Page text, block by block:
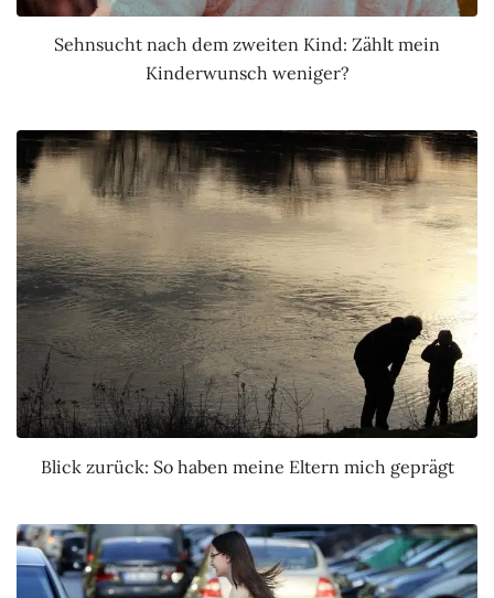
Sehnsucht nach dem zweiten Kind: Zählt mein
Kinderwunsch weniger?
Blick zurück: So haben meine Eltern mich geprägt